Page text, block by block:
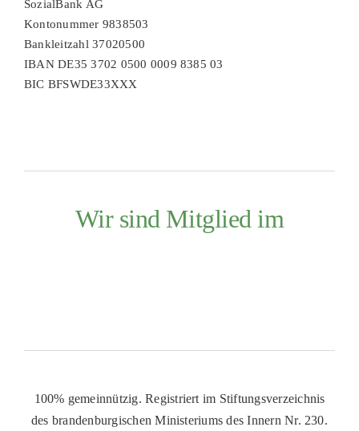
SozialBank AG
Kontonummer 9838503
Bankleitzahl 37020500
IBAN DE35 3702 0500 0009 8385 03
BIC BFSWDE33XXX
Wir sind Mitglied im
100% gemeinnützig. Registriert im Stiftungsverzeichnis
des brandenburgischen Ministeriums des Innern Nr. 230.